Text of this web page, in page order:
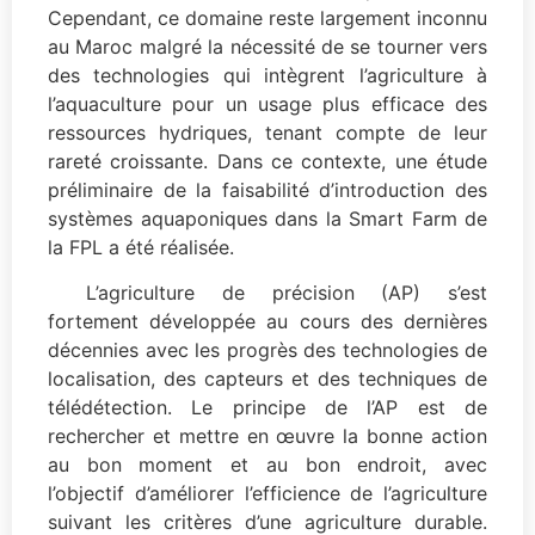
Cependant, ce domaine reste largement inconnu
au Maroc malgré la nécessité de se tourner vers
des technologies qui intègrent l’agriculture à
l’aquaculture pour un usage plus efficace des
ressources hydriques, tenant compte de leur
rareté croissante. Dans ce contexte, une étude
préliminaire de la faisabilité d’introduction des
systèmes aquaponiques dans la Smart Farm de
la FPL a été réalisée.
L’agriculture de précision (AP) s’est
fortement développée au cours des dernières
décennies avec les progrès des technologies de
localisation, des capteurs et des techniques de
télédétection. Le principe de l’AP est de
rechercher et mettre en œuvre la bonne action
au bon moment et au bon endroit, avec
l’objectif d’améliorer l’efficience de l’agriculture
suivant les critères d’une agriculture durable.